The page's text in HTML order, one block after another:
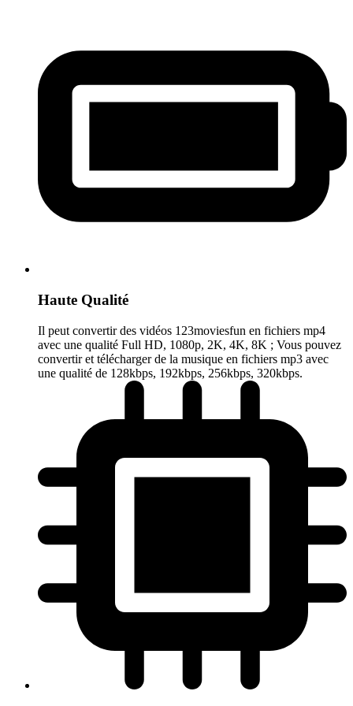
Haute Qualité
Il peut convertir des vidéos 123moviesfun en fichiers mp4
avec une qualité Full HD, 1080p, 2K, 4K, 8K ; Vous pouvez
convertir et télécharger de la musique en fichiers mp3 avec
une qualité de 128kbps, 192kbps, 256kbps, 320kbps.